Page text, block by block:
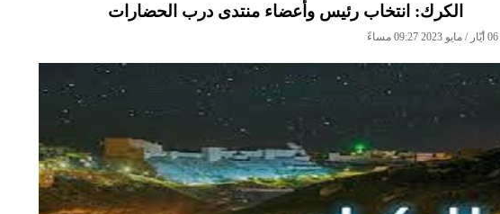
الكرك: انتخاب رئيس وأعضاء منتدى درب الحضارات